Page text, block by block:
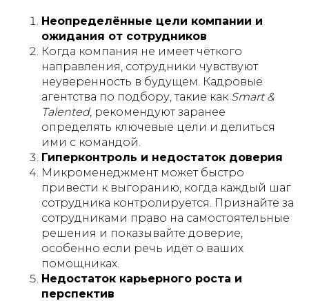
Неопределённые цели компании и
ожидания от сотрудников
Когда компания не имеет чёткого
направления, сотрудники чувствуют
неуверенность в будущем. Кадровые
агентства по подбору, такие как Smart &
Talented, рекомендуют заранее
определять ключевые цели и делиться
ими с командой.
Гиперконтроль и недостаток доверия
Микроменеджмент может быстро
привести к выгоранию, когда каждый шаг
сотрудника контролируется. Признайте за
сотрудниками право на самостоятельные
решения и показывайте доверие,
особенно если речь идёт о ваших
помощниках.
Недостаток карьерного роста и
перспектив